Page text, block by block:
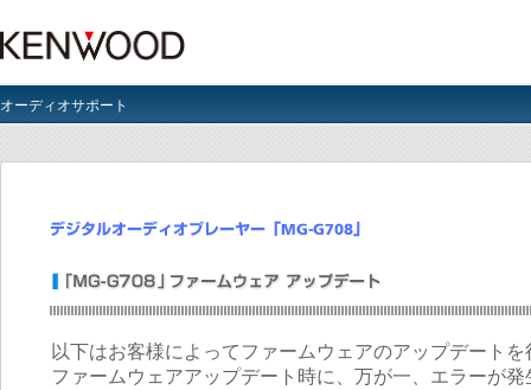
オーディオサポート
以下はお客様によってファームウェアのアップデート
ファームウェアアップデート時に、万が一、エラーが